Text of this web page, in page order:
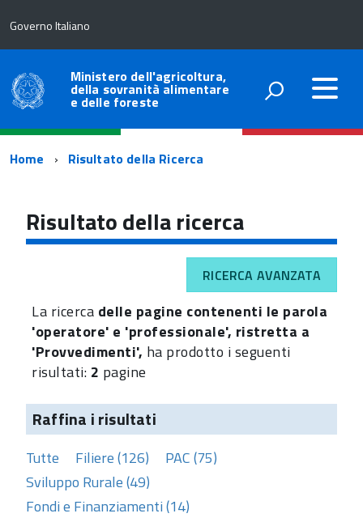
Governo Italiano
Ministero dell'agricoltura,
della sovranità alimentare
e delle foreste
Percorso
navigazione
Home Risultato della Ricerca
Risultato della ricerca
RICERCA AVANZATA
La ricerca delle pagine contenenti le parola
'operatore' e 'professionale', ristretta a
'Provvedimenti', ha prodotto i seguenti
risultati: 2 pagine
Raffina i risultati
Tutte Filiere (126)
PAC (75)
Sviluppo Rurale (49)
Fondi e Finanziamenti (14)